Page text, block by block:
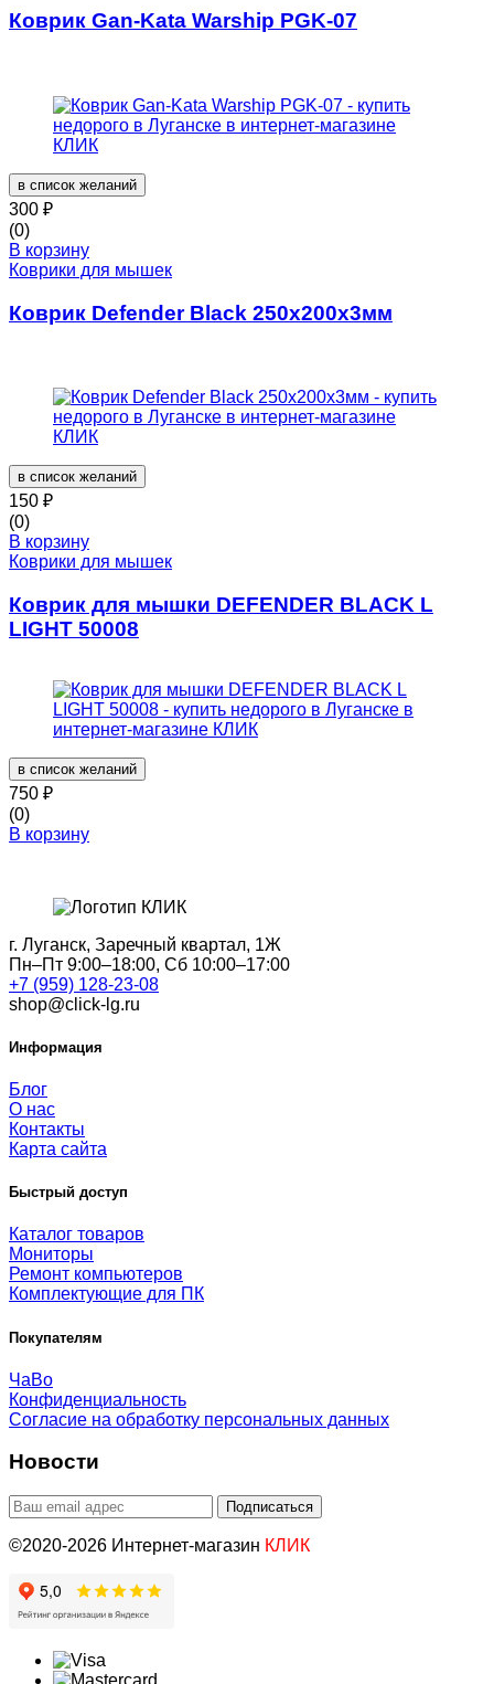
Коврик Gan-Kata Warship PGK-07
в список желаний
300 ₽
(0)
В корзину
Коврики для мышек
Коврик Defender Black 250x200x3мм
в список желаний
150 ₽
(0)
В корзину
Коврики для мышек
Коврик для мышки DEFENDER BLACK L
LIGHT 50008
в список желаний
750 ₽
(0)
В корзину
г. Луганск, Заречный квартал, 1Ж
Пн–Пт 9:00–18:00, Сб 10:00–17:00
+7 (959) 128-23-08
shop@click-lg.ru
Информация
Блог
О нас
Контакты
Карта сайта
Быстрый доступ
Каталог товаров
Мониторы
Ремонт компьютеров
Комплектующие для ПК
Покупателям
ЧаВо
Конфиденциальность
Согласие на обработку персональных данных
Новости
©2020-2026 Интернет-магазин КЛИК